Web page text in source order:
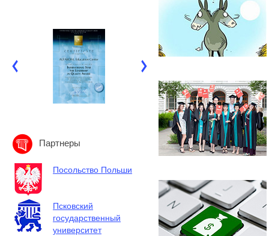
Партнеры
Посольство Польши
Псковский
государственный
университет